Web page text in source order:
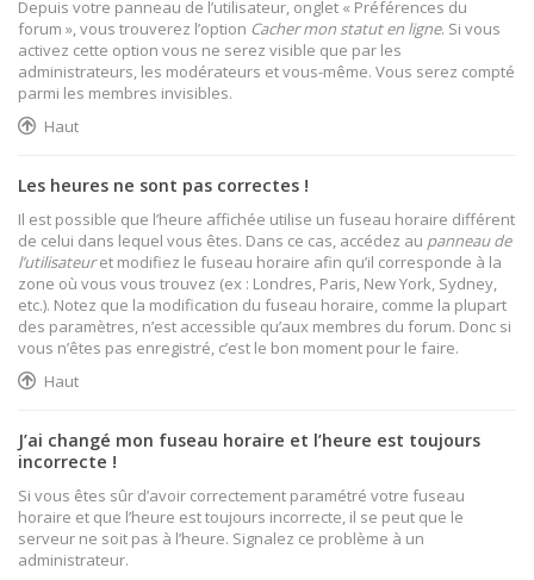
Depuis votre panneau de l’utilisateur, onglet « Préférences du
forum », vous trouverez l’option Cacher mon statut en ligne. Si vous
activez cette option vous ne serez visible que par les
administrateurs, les modérateurs et vous-même. Vous serez compté
parmi les membres invisibles.
Haut
Les heures ne sont pas correctes !
Il est possible que l’heure affichée utilise un fuseau horaire différent
de celui dans lequel vous êtes. Dans ce cas, accédez au panneau de
l’utilisateuret modifiez le fuseau horaire afin qu’il corresponde à la
zone où vous vous trouvez (ex : Londres, Paris, New York, Sydney,
etc.). Notez que la modification du fuseau horaire, comme la plupart
des paramètres, n’est accessible qu’aux membres du forum. Donc si
vous n’êtes pas enregistré, c’est le bon moment pour le faire.
Haut
J’ai changé mon fuseau horaire et l’heure est toujours
incorrecte !
Si vous êtes sûr d’avoir correctement paramétré votre fuseau
horaire et que l’heure est toujours incorrecte, il se peut que le
serveur ne soit pas à l’heure. Signalez ce problème à un
administrateur.